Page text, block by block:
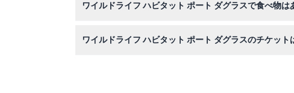
ワイルドライフ ハビタット ポート ダグラスで食べ物は
ワイルドライフ ハビタット ポート ダグラスのチケット